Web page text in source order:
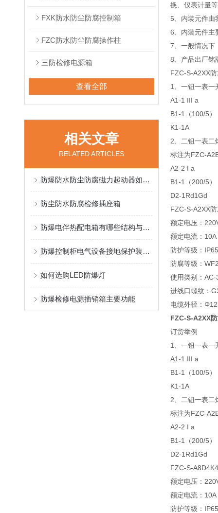
FXK防水防尘防腐控制箱
FZC防水防尘防腐操作柱
三防检修电源箱
查看全部
相关文章
RELATED ARTICLES
防爆防水防尘防腐磁力起动器如何接线
防尘防水防腐检修插座箱
防爆电伴热配电箱有哪些结构与功能特点？
防爆控制柜电气设备接地保护装置重要性
如何选购LED防爆灯
防爆检修电源插销箱主要功能
换、仪表计量
5、内装元件由
6、内装元件主
7、一般情况下
8、产品出厂铭
FZC-S-A2XX
1、一钮一表一
A1-1 III a
B1-1（100/5）
K1-1A
2、二钮一表二
标注为FZC-
A2-2 I a
B1-1（200/5）
D2-1Rd1Gd
FZC-S-A2XX
额定电压：
额定电流：10A
防护等级：IP65
防腐等级：
使用类别：AC-
进线口螺纹：
电缆外径：
FZC-S-A2XX
订货举例
1、一钮一表一
A1-1 III a
B1-1（100/5）
K1-1A
2、二钮一表二
标注为FZC-
A2-2 I a
B1-1（200/5）
D2-1Rd1Gd
FZC-S-
额定电压：
额定电流：10A
防护等级：IP65